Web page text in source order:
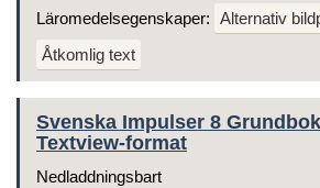
Läromedelsegenskaper: Alternativ
Åtkomlig text
Svenska Impulser 8
Textview-format
Nedladdningsbart